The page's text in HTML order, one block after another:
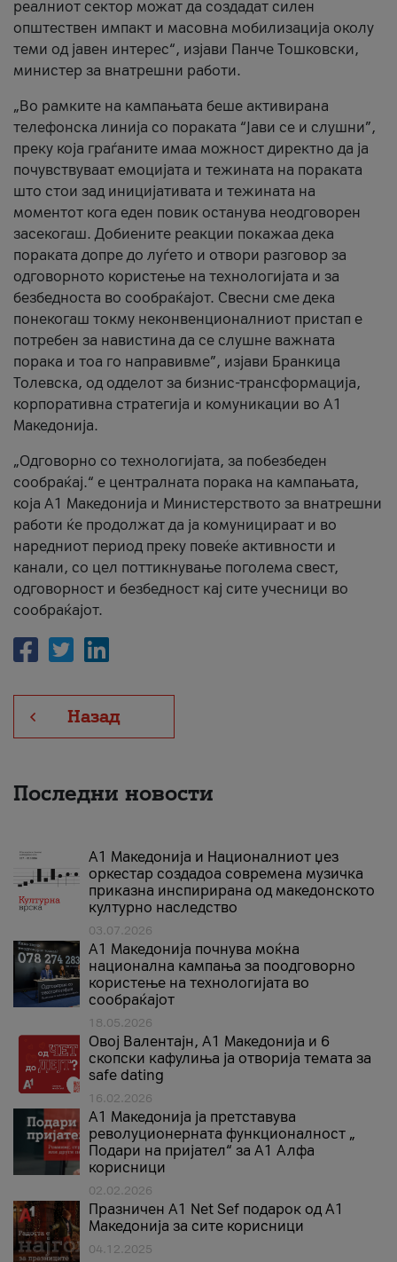
реалниот сектор можат да создадат силен
општествен импакт и масовна мобилизација околу
теми од јавен интерес“, изјави Панче Тошковски,
министер за внатрешни работи.
„Во рамките на кампањата беше активирана
телефонска линија со пораката “Јави се и слушни”,
преку која граѓаните имаа можност директно да ја
почувствуваат емоцијата и тежината на пораката
што стои зад иницијативата и тежината на
моментот кога еден повик останува неодговорен
засекогаш. Добиените реакции покажаа дека
пораката допре до луѓето и отвори разговор за
одговорното користење на технологијата и за
безбедноста во сообраќајот. Свесни сме дека
понекогаш токму неконвенционалниот пристап е
потребен за навистина да се слушне важната
порака и тоа го направивме”, изјави Бранкица
Толевска, од одделот за бизнис-трансформација,
корпоративна стратегија и комуникации во А1
Македонија.
„Одговорно со технологијата, за побезбеден
сообраќај.“ е централната порака на кампањата,
која A1 Македонија и Министерството за внатрешни
работи ќе продолжат да ја комуницираат и во
наредниот период преку повеќе активности и
канали, со цел поттикнување поголема свест,
одговорност и безбедност кај сите учесници во
сообраќајот.
Назад
Последни новости
А1 Македонија и Националниот џез
оркестар создадоа современа музичка
приказна инспирирана од македонското
културно наследство
03.07.2026
A1 Македонија почнува моќна
национална кампања за поодговорно
користење на технологијата во
сообраќајот
18.05.2026
Овој Валентајн, A1 Македонија и 6
скопски кафулиња ја отворија темата за
safe dating
16.02.2026
А1 Македонија ја претставува
револуционерната функционалност „
Подари на пријател“ за А1 Алфа
корисници
02.02.2026
Празничен A1 Net Sеf подарок од А1
Македонија за сите корисници
04.12.2025